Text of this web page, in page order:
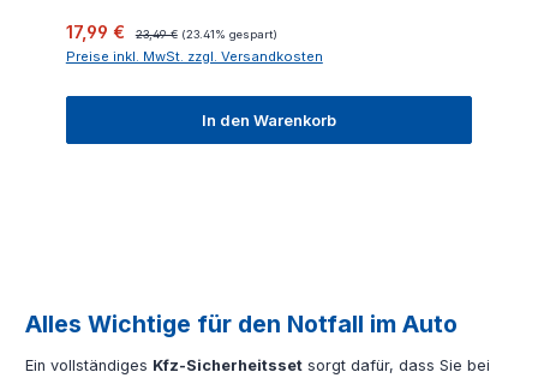
Verkaufspreis:
17,99 € Regulärer Preis:
23,49 € (23.41% gespart)
Preise inkl. MwSt. zzgl. Versandkosten
In den Warenkorb
Alles Wichtige für den Notfall im Auto
Ein vollständiges Kfz-Sicherheitsset sorgt dafür, dass Sie bei